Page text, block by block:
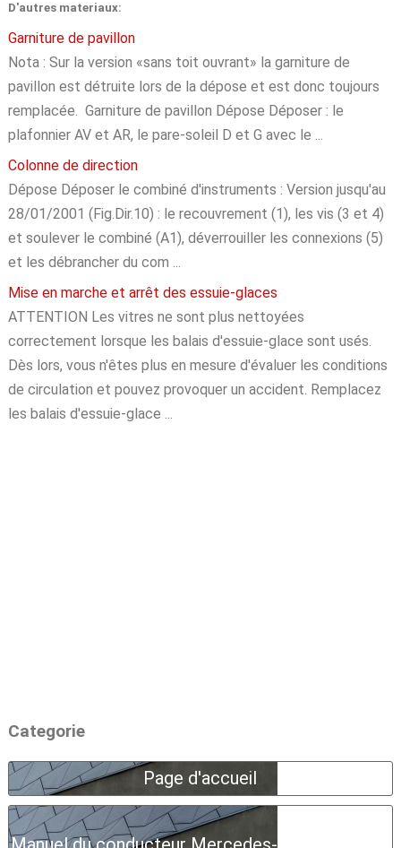
D'autres materiaux:
Garniture de pavillon
Nota : Sur la version «sans toit ouvrant» la garniture de
pavillon est détruite lors de la dépose et est donc toujours
remplacée. Garniture de pavillon Dépose Déposer : le
plafonnier AV et AR, le pare-soleil D et G avec le ...
Colonne de direction
Dépose Déposer le combiné d'instruments : Version jusqu'au
28/01/2001 (Fig.Dir.10) : le recouvrement (1), les vis (3 et 4)
et soulever le combiné (A1), déverrouiller les connexions (5)
et les débrancher du com ...
Mise en marche et arrêt des essuie-glaces
ATTENTION Les vitres ne sont plus nettoyées
correctement lorsque les balais d'essuie-glace sont usés.
Dès lors, vous n'êtes plus en mesure d'évaluer les conditions
de circulation et pouvez provoquer un accident. Remplacez
les balais d'essuie-glace ...
Categorie
Page d'accueil